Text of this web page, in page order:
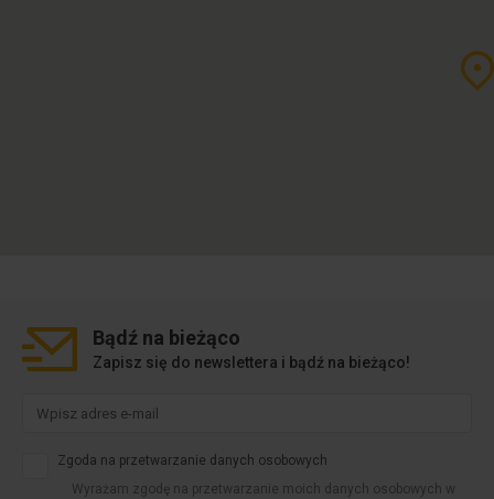
Bądź na bieżąco
Zapisz się do newslettera i bądź na bieżąco!
Zgoda na przetwarzanie danych osobowych
Wyrażam zgodę na przetwarzanie moich danych osobowych w